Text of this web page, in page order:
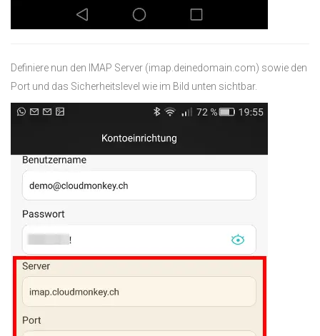
Definiere nun den IMAP Server (imap.deinedomain.com) sowie den
Port und das Sicherheitslevel wie im Bild unten sichtbar.